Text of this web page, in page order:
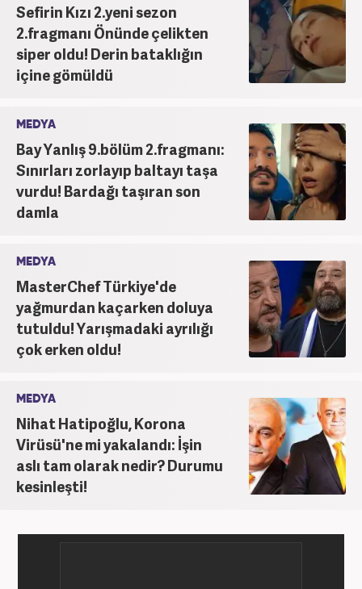
Sefirin Kızı 2.yeni sezon
2.fragmanı Önünde çelikten
siper oldu! Derin bataklığın
içine gömüldü
MEDYA
Bay Yanlış 9.bölüm 2.fragmanı:
Sınırları zorlayıp baltayı taşa
vurdu! Bardağı taşıran son
damla
MEDYA
MasterChef Türkiye'de
yağmurdan kaçarken doluya
tutuldu! Yarışmadaki ayrılığı
çok erken oldu!
MEDYA
Nihat Hatipoğlu, Korona
Virüsü'ne mi yakalandı: İşin
aslı tam olarak nedir? Durumu
kesinleşti!